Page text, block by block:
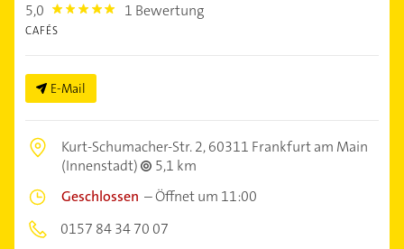
5,0 5.0 1 Bewertung
CAFÉS
E-Mail
Kurt-Schumacher-Str. 2,60311 Frankfurt am Main
(Innenstadt)
5,1 km
Geschlossen –Öffnet um 11:00
0157 84 34 70 07